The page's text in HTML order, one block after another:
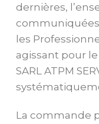
dernières,
les
agissant pour
SARL ATPM
La commande